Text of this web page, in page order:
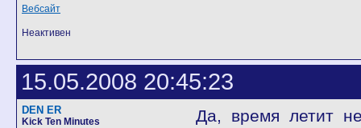
Вебсайт
Неактивен
15.05.2008 20:45:23
DEN ER
Kick Ten Minutes
Да, время летит